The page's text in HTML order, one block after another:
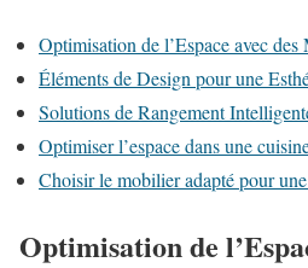
Optimisation de l’Espace avec
Éléments de Design pour une
Solutions de Rangement
Optimiser l’espace dans une
Choisir le mobilier adapté pour
Optimisation de